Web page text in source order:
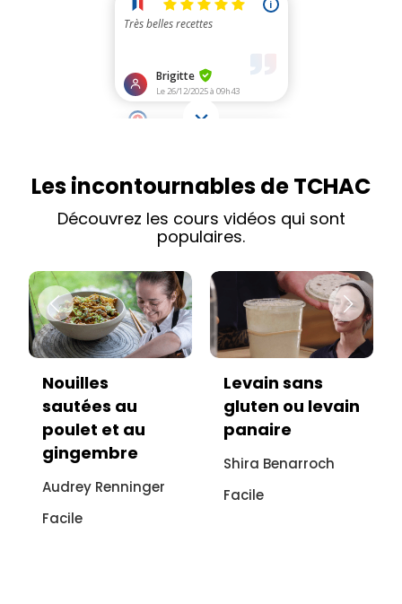
Les incontournables de TCHAC
Découvrez les cours vidéos qui sont
populaires.
Nouilles
sautées au
poulet et au
gingembre
Audrey Renninger
Facile
Levain sans
gluten ou levain
panaire
Shira Benarroch
Facile